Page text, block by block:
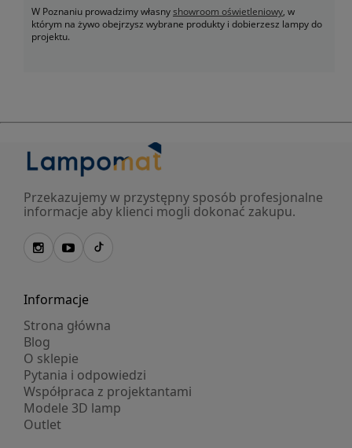
W Poznaniu prowadzimy własnyshowroom oświetleniowy, w
którym na żywo obejrzysz wybrane produkty i dobierzesz lampy do
projektu.
Przekazujemy w przystępny sposób profesjonalne
informacje aby klienci mogli dokonać zakupu.
Informacje
Strona główna
Blog
O sklepie
Pytania i odpowiedzi
Współpraca z projektantami
Modele 3D lamp
Outlet